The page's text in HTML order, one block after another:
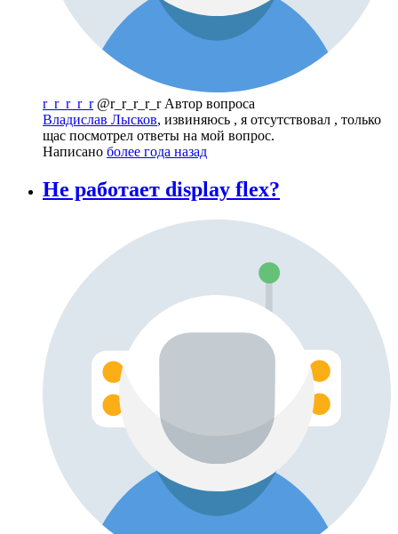
r_r_r_r_r @r_r_r_r_r Автор вопроса
Владислав Лысков, извиняюсь , я отсутствовал , только
щас посмотрел ответы на мой вопрос.
Написано более года назад
Не работает display flex?